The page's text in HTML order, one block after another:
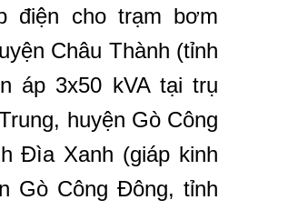
điện cho trạm bơm
Châu Thành (tỉnh
áp 3x50 kVA tại trụ
huyện Gò Công
Đìa Xanh (giáp kinh
Gò Công Đông, tỉnh